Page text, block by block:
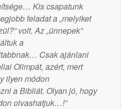
Kis csapatunk
feladat a „melyiket
volt. Az „ünnepek”
a
Csak ajánlani
Olimpát, azért, mert
ilyen módon
a Bibliát. Olyan jó, hogy
olvashatjuk…!”